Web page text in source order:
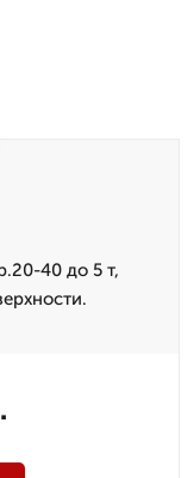
40 до 5 т,